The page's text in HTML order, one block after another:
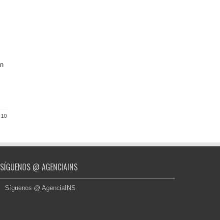
10
SÍGUENOS @ AGENCIAINS
Síguenos @ AgenciaINS